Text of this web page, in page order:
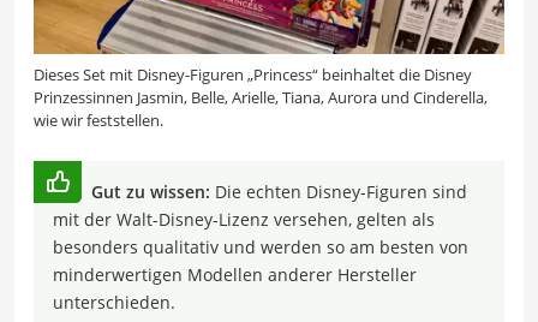
Dieses Set mit Disney-Figuren „Princess“ beinhaltet die Disney
Prinzessinnen Jasmin, Belle, Arielle, Tiana, Aurora und Cinderella,
wie wir feststellen.
Gut zu wissen: Die echten Disney-Figuren sind
mit der Walt-Disney-Lizenz versehen, gelten als
besonders qualitativ und werden so am besten von
minderwertigen Modellen anderer Hersteller
unterschieden.